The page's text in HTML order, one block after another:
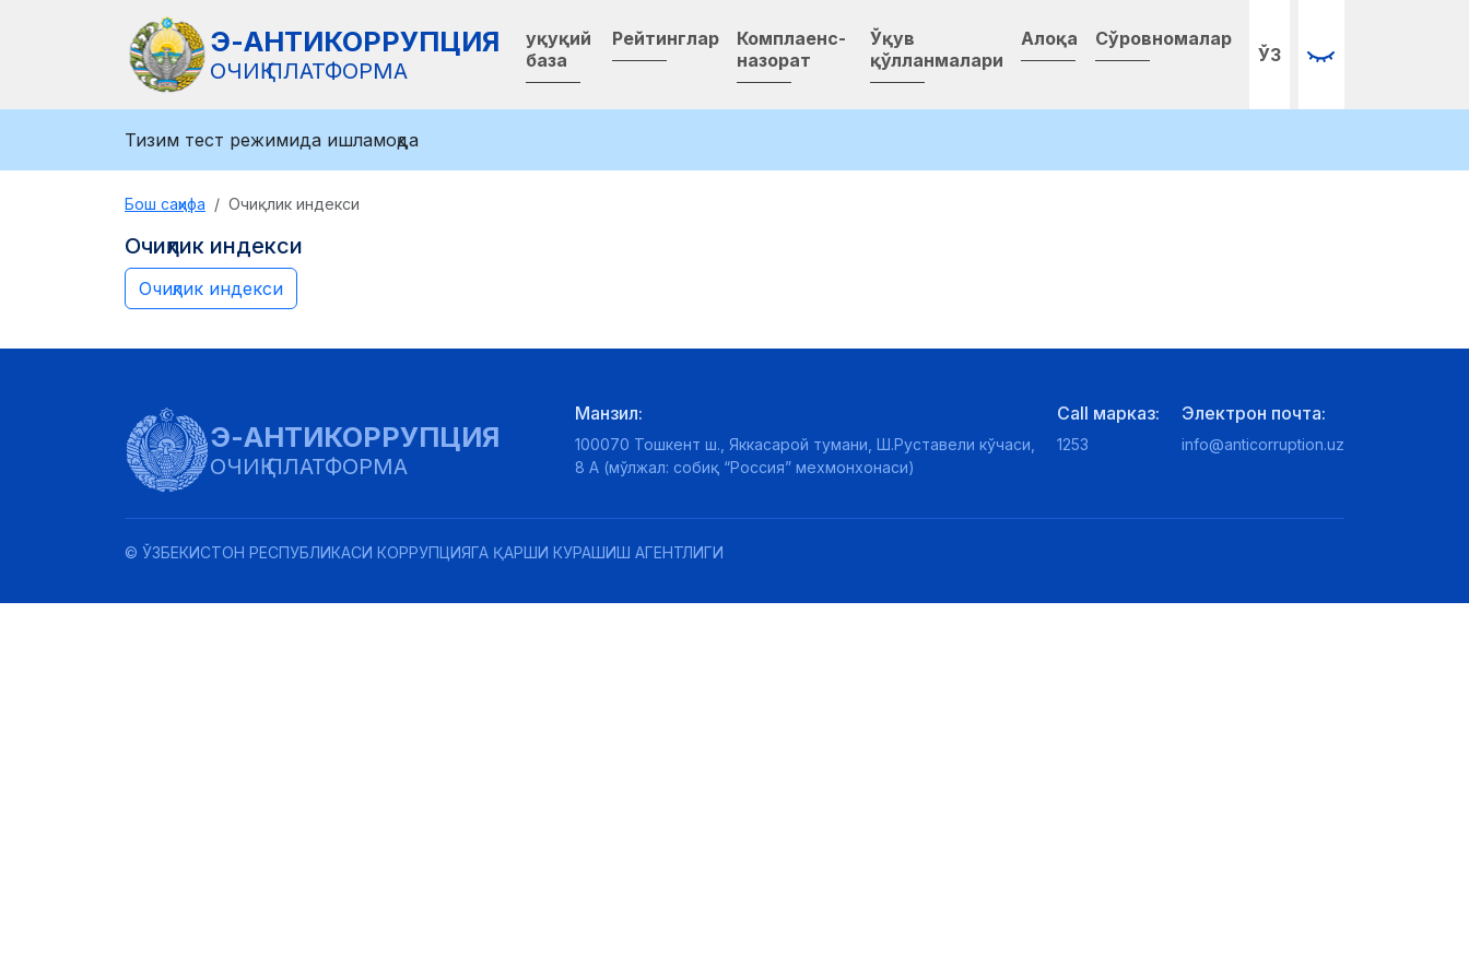
Э-АНТИКОРРУПЦИЯ
ОЧИҚ ПЛАТФОРМА
Ҳуқуқий
база
Рейтинглар
Комплаенс-
назорат
Ўқув
қўлланмалари
Алоқа Сўровномалар
ЎЗ
Тизим тест режимида ишламоқда
Бош саҳифа Очиқлик индекси
Очиқлик индекси
Очиқлик индекси
Э-АНТИКОРРУПЦИЯ
ОЧИҚ ПЛАТФОРМА
Манзил:
100070 Тошкент ш., Яккасарой тумани, Ш.Руставели кўчаси,
8 А (мўлжал: собиқ “Россия” мехмонхонаси)
Call марказ:
1253
Электрон почта:
info@anticorruption.uz
© ЎЗБЕКИСТОН РЕСПУБЛИКАСИ КОРРУПЦИЯГА ҚАРШИ КУРАШИШ АГЕНТЛИГИ